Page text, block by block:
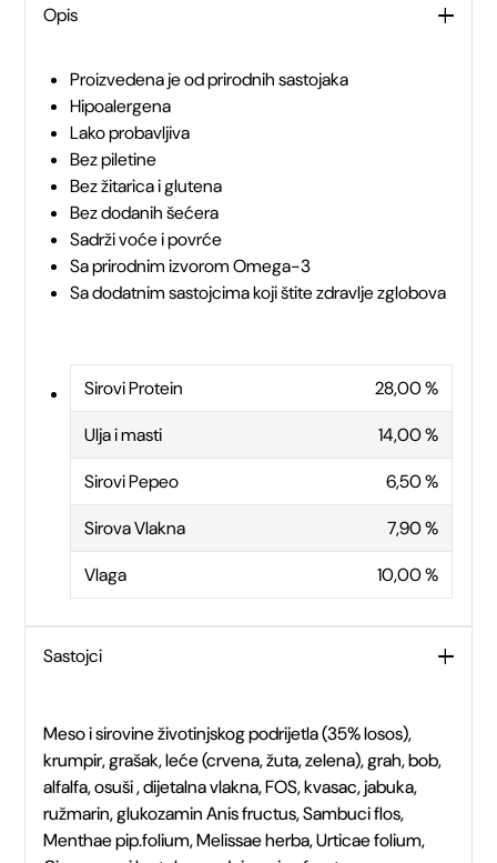
Opis
Proizvedena je od prirodnih sastojaka
Hipoalergena
Lako probavljiva
Bez piletine
Bez žitarica i glutena
Bez dodanih šećera
Sadrži voće i povrće
Sa prirodnim izvorom Omega-3
Sa dodatnim sastojcima koji štite zdravlje zglobova
Sirovi Protein
28,00 %
Ulja i masti
14,00 %
Sirovi Pepeo
6,50 %
Sirova Vlakna
7,90 %
Vlaga
10,00 %
Sastojci
Meso i sirovine životinjskog podrijetla (35% losos),
krumpir, grašak, leće (crvena, žuta, zelena), grah, bob,
alfalfa, osuši , dijetalna vlakna, FOS, kvasac, jabuka,
ružmarin, glukozamin Anis fructus, Sambuci flos,
Menthae pip.folium, Melissae herba, Urticae folium,